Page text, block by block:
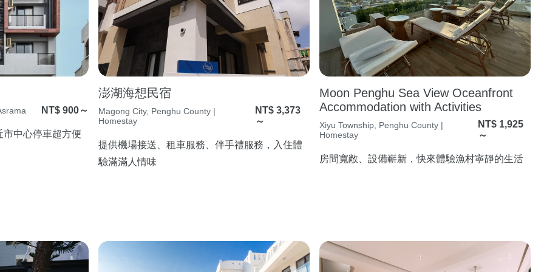
NT$ 900～
中心停車超方便
澎湖海想民宿
Magong City, Penghu County |
Homestay
NT$ 3,373
～
提供機場接送、租車服務、伴手禮服務，入住體
驗滿滿人情味
Moon Penghu Sea View Oceanfront
Accommodation with Activities
Xiyu Township, Penghu County |
Homestay
NT$ 1,925
～
房間寬敞、設備嶄新，快來體驗漁村寧靜的生活